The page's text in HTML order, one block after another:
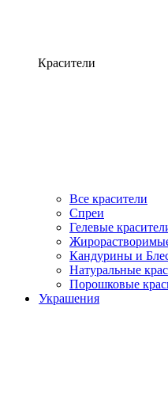
Красители
Все красители
Спреи
Гелевые
Кандурины и
Натуральные
Порошковые
Украшения